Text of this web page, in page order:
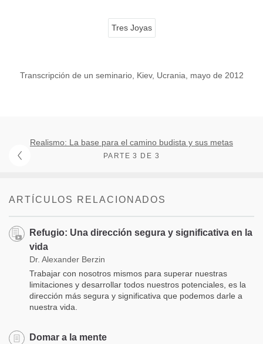
Tres Joyas
Transcripción de un seminario, Kiev, Ucrania, mayo de 2012
Realismo: La base para el camino budista y sus metas
PARTE 3 DE 3
ARTÍCULOS RELACIONADOS
Refugio: Una dirección segura y significativa en la
vida
Dr. Alexander Berzin
Trabajar con nosotros mismos para superar nuestras
limitaciones y desarrollar todos nuestros potenciales, es la
dirección más segura y significativa que podemos darle a
nuestra vida.
Domar a la mente